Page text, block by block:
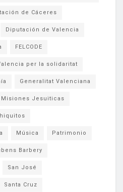
de Cáceres
Diputación de Valencia
FELCODE
per la solidaritat
Generalitat Valenciana
Misiones Jesuiticas
Música Patrimonio
Barbery
San José
Santa Cruz